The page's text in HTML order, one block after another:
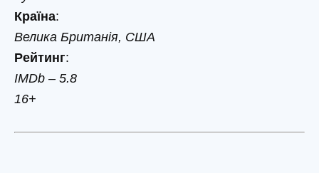
Країна:
Велика Британія, США
Рейтинг:
IMDb – 5.8
16+